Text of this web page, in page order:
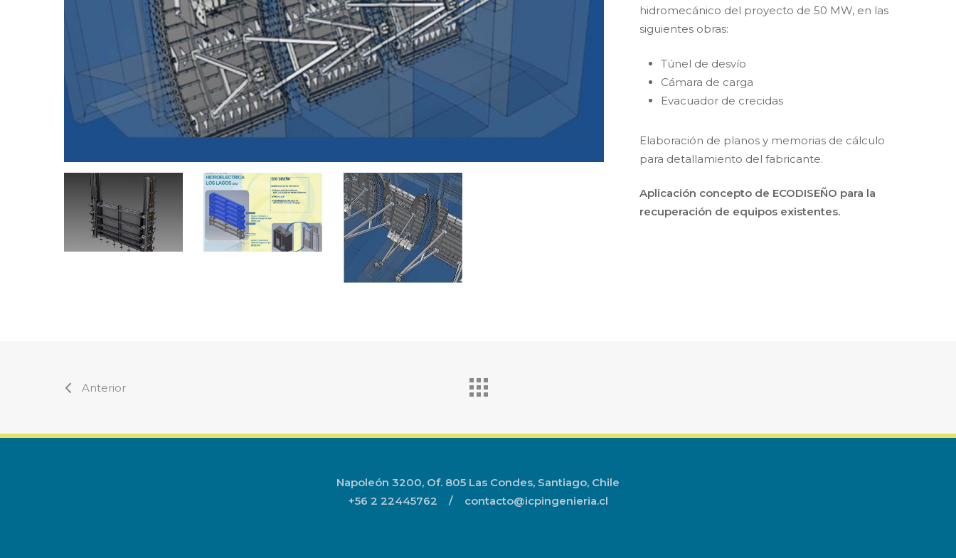
hidromecánico del proyecto de 50 MW, en las
siguientes obras:
Túnel de desvío
Cámara de carga
Evacuador de crecidas
Elaboración de planos y memorias de cálculo
para detallamiento del fabricante.
Aplicación concepto de ECODISEÑO para la
recuperación de equipos existentes.
Anterior
Napoleón 3200, Of. 805 Las Condes, Santiago, Chile
+56 2 22445762 / contacto@icpingenieria.cl